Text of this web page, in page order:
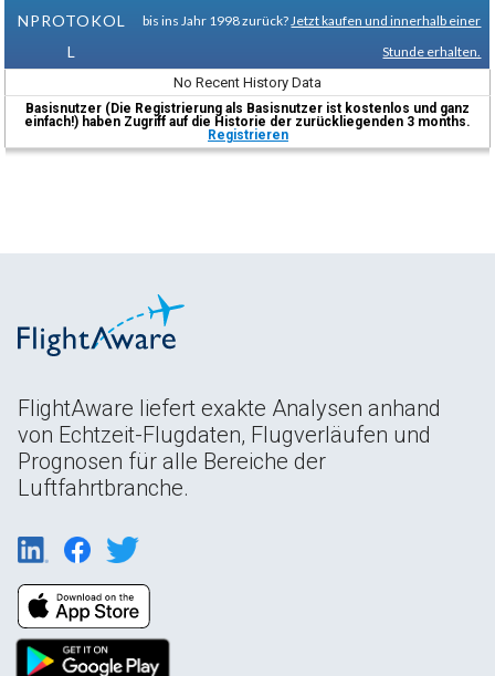
NPROTOKOL
L
bis ins Jahr 1998 zurück? Jetzt kaufen und innerhalb einer
Stunde erhalten.
No Recent History Data
Basisnutzer (Die Registrierung als Basisnutzer ist kostenlos und ganz
einfach!) haben Zugriff auf die Historie der zurückliegenden 3 months.
Registrieren
FlightAware liefert exakte Analysen anhand
von Echtzeit-Flugdaten, Flugverläufen und
Prognosen für alle Bereiche der
Luftfahrtbranche.